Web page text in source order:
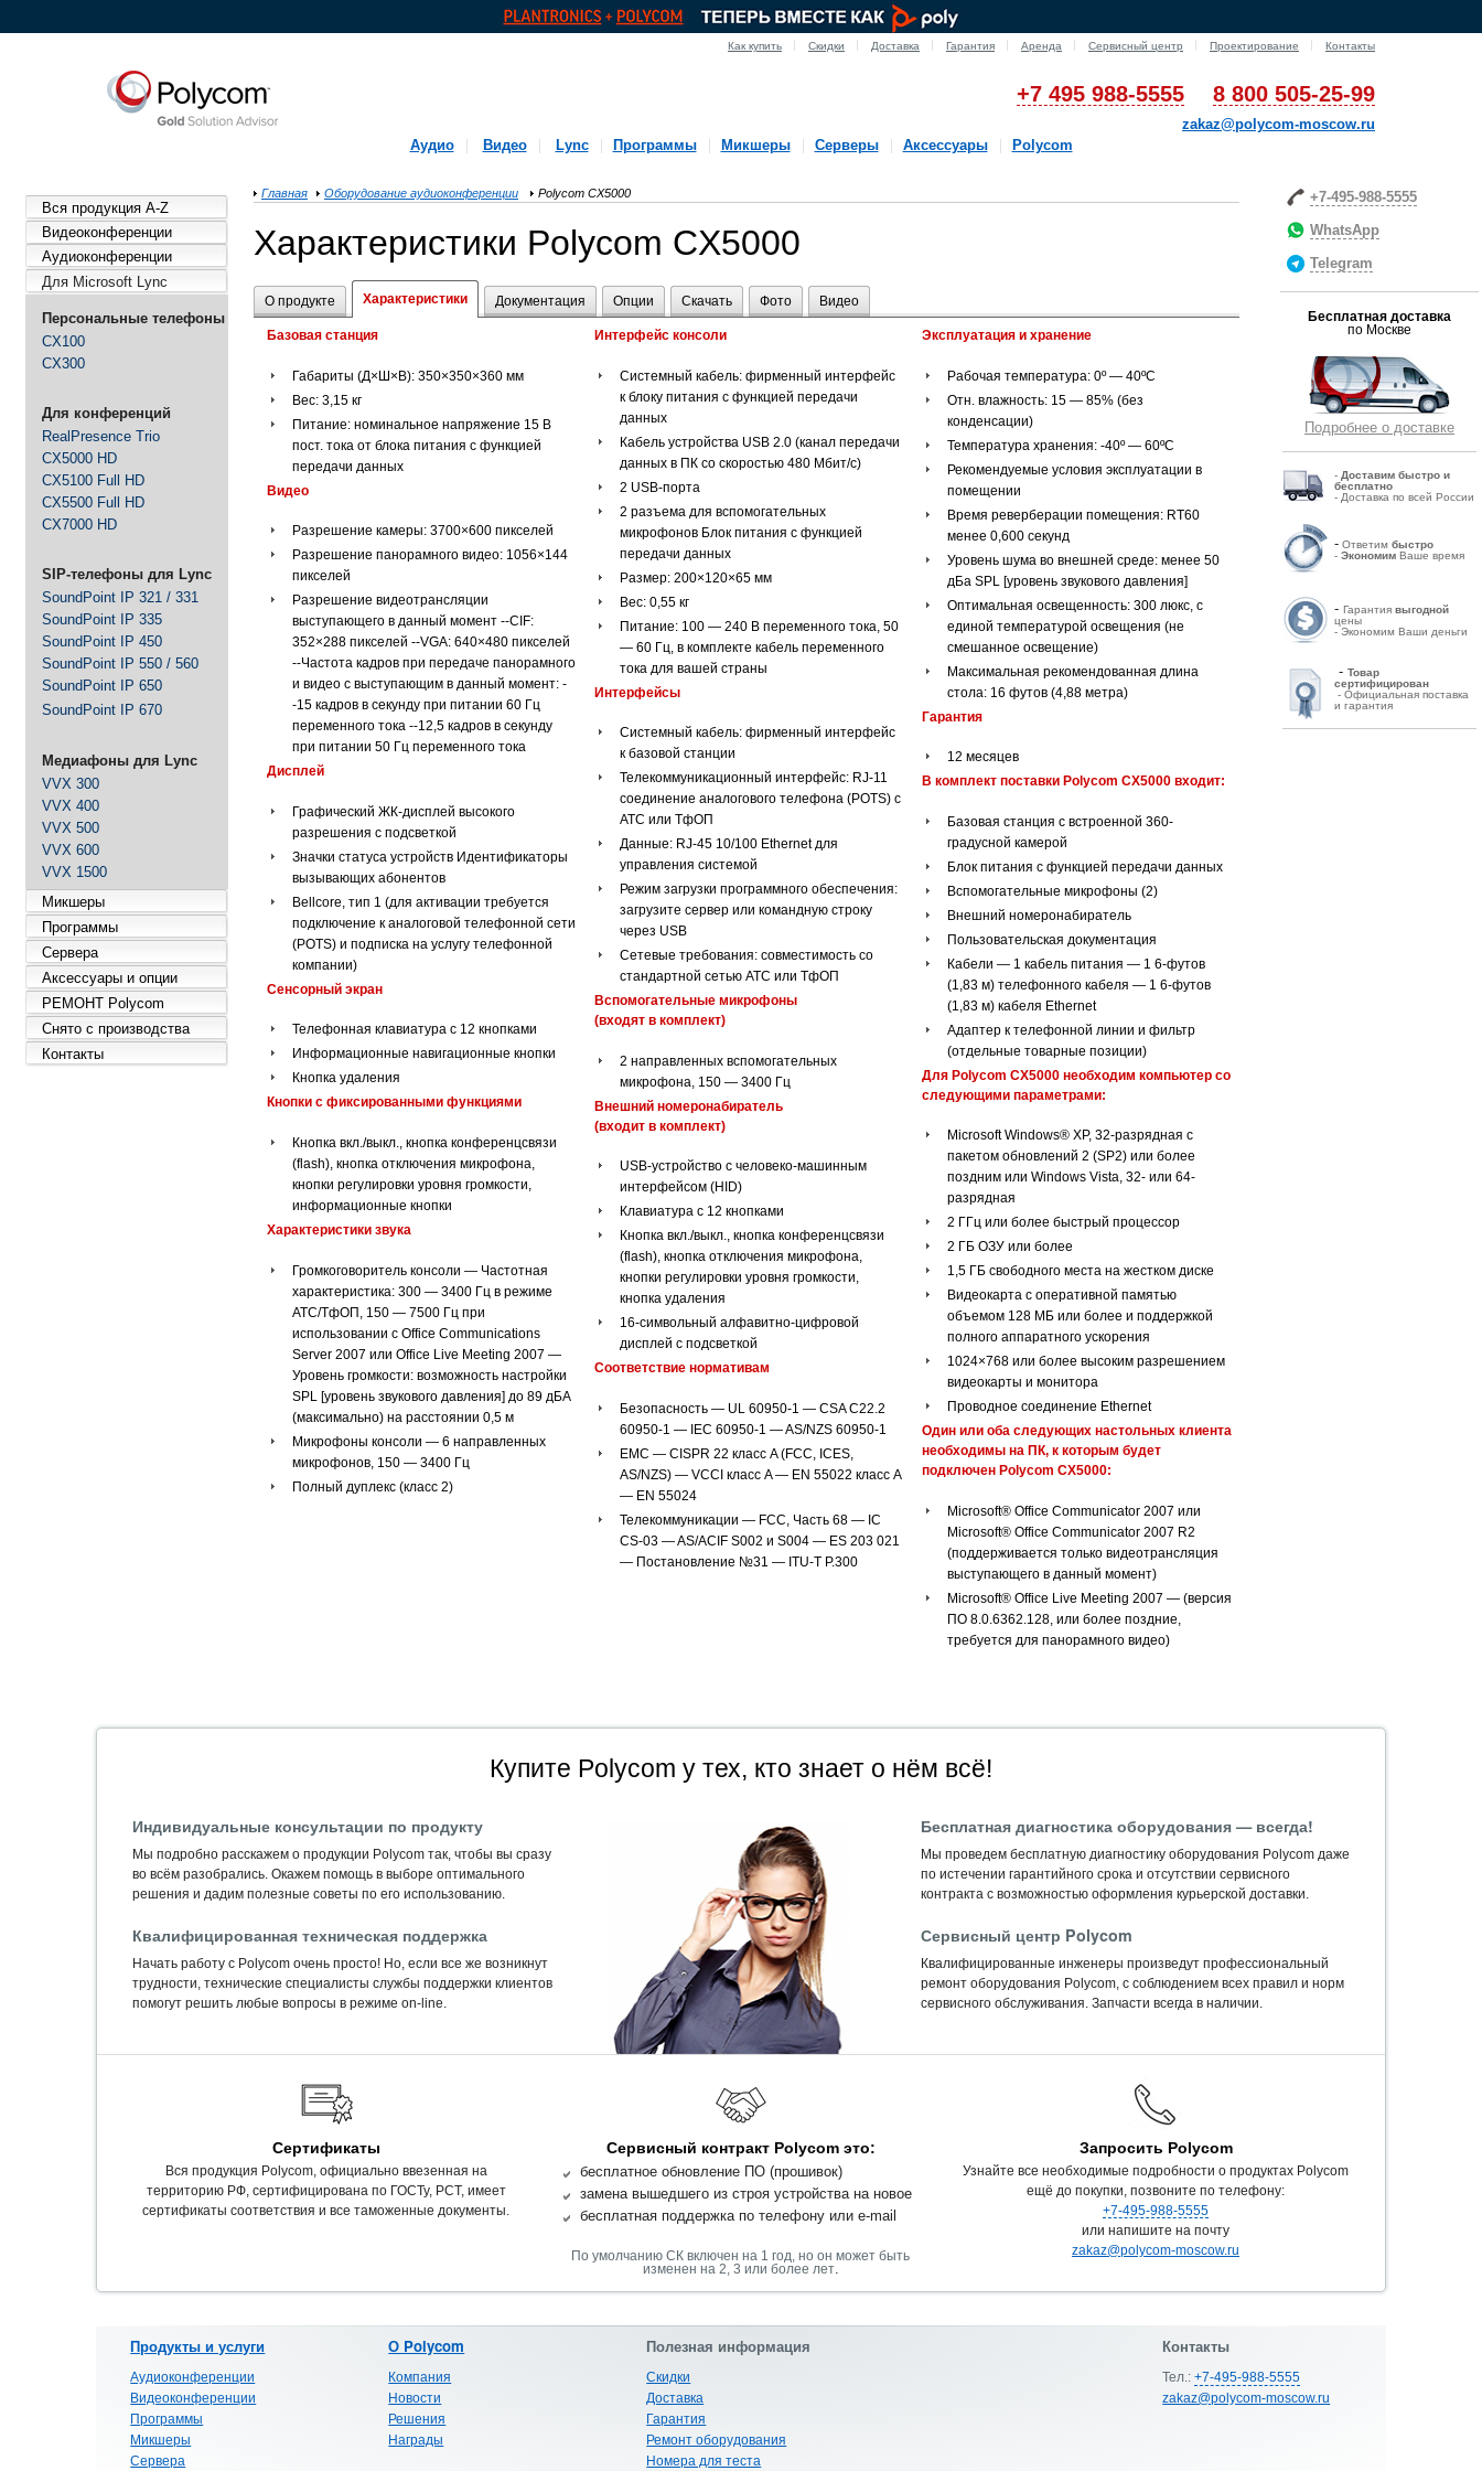
Как купить Скидки Доставка Гарантия Аренда Сервисный центр Проектирование Контакты
+7 495 988-5555 8 800 505-25-99
zakaz@polycom-moscow.ru
Аудио
Видео Lync Программы Микшеры Серверы Аксессуары Polycom
Вся продукция A-Z
Видеоконференции
Аудиоконференции
Для Microsoft Lync
Персональные телефоны
CX100
CX300
Для конференций
RealPresence Trio
CX5000 HD
CX5100 Full HD
CX5500 Full HD
CX7000 HD
SIP-телефоны для Lync
SoundPoint IP 321 / 331
SoundPoint IP 335
SoundPoint IP 450
SoundPoint IP 550 / 560
SoundPoint IP 650
SoundPoint IP 670
Медиафоны для Lync
VVX 300
VVX 400
VVX 500
VVX 600
VVX 1500
Микшеры
Программы
Сервера
Аксессуары и опции
РЕМОНТ Polycom
Снято с производства
Контакты
+7-495-988-5555
WhatsApp
Telegram
Бесплатная доставка
по Москве
Подробнее о доставке
- Доставим быстро и
бесплатно
- Доставка по всей России
- Ответим быстро
- Экономим Ваше время
- Гарантия выгодной
цены
- Экономим Ваши деньги
- Товар
сертифицирован
- Официальная поставка
и гарантия
Главная Оборудование аудиоконференции Polycom CX5000
Характеристики Polycom CX5000
О продукте Характеристики Документация Опции Скачать Фото Видео
Базовая станция
Габариты (Д×Ш×В): 350×350×360 мм
Вес: 3,15 кг
Питание: номинальное напряжение 15 В
пост. тока от блока питания с функцией
передачи данных
Видео
Разрешение камеры: 3700×600 пикселей
Разрешение панорамного видео: 1056×144
пикселей
Разрешение видеотрансляции
выступающего в данный момент --CIF:
352×288 пикселей --VGA: 640×480 пикселей
--Частота кадров при передаче панорамного
и видео с выступающим в данный момент: -
-15 кадров в секунду при питании 60 Гц
переменного тока --12,5 кадров в секунду
при питании 50 Гц переменного тока
Дисплей
Графический ЖК-дисплей высокого
разрешения с подсветкой
Значки статуса устройств Идентификаторы
вызывающих абонентов
Bellcore, тип 1 (для активации требуется
подключение к аналоговой телефонной сети
(POTS) и подписка на услугу телефонной
компании)
Сенсорный экран
Телефонная клавиатура с 12 кнопками
Информационные навигационные кнопки
Кнопка удаления
Кнопки с фиксированными функциями
Кнопка вкл./выкл., кнопка конференцсвязи
(flash), кнопка отключения микрофона,
кнопки регулировки уровня громкости,
информационные кнопки
Характеристики звука
Громкоговоритель консоли — Частотная
характеристика: 300 — 3400 Гц в режиме
АТС/ТфОП, 150 — 7500 Гц при
использовании с Office Communications
Server 2007 или Office Live Meeting 2007 —
Уровень громкости: возможность настройки
SPL [уровень звукового давления] до 89 дБА
(максимально) на расстоянии 0,5 м
Микрофоны консоли — 6 направленных
микрофонов, 150 — 3400 Гц
Полный дуплекс (класс 2)
Интерфейс консоли
Системный кабель: фирменный интерфейс
к блоку питания с функцией передачи
данных
Кабель устройства USB 2.0 (канал передачи
данных в ПК со скоростью 480 Мбит/с)
2 USB-порта
2 разъема для вспомогательных
микрофонов Блок питания с функцией
передачи данных
Размер: 200×120×65 мм
Вес: 0,55 кг
Питание: 100 — 240 В переменного тока, 50
— 60 Гц, в комплекте кабель переменного
тока для вашей страны
Интерфейсы
Системный кабель: фирменный интерфейс
к базовой станции
Телекоммуникационный интерфейс: RJ-11
соединение аналогового телефона (POTS) с
АТС или ТфОП
Данные: RJ-45 10/100 Ethernet для
управления системой
Режим загрузки программного обеспечения:
загрузите сервер или командную строку
через USB
Сетевые требования: совместимость со
стандартной сетью АТС или ТфОП
Вспомогательные микрофоны
(входят в комплект)
2 направленных вспомогательных
микрофона, 150 — 3400 Гц
Внешний номеронабиратель
(входит в комплект)
USB-устройство с человеко-машинным
интерфейсом (HID)
Клавиатура с 12 кнопками
Кнопка вкл./выкл., кнопка конференцсвязи
(flash), кнопка отключения микрофона,
кнопки регулировки уровня громкости,
кнопка удаления
16-символьный алфавитно-цифровой
дисплей с подсветкой
Соответствие нормативам
Безопасность — UL 60950-1 — CSA C22.2
60950-1 — IEC 60950-1 — AS/NZS 60950-1
EMC — CISPR 22 класс A (FCC, ICES,
AS/NZS) — VCCI класс A — EN 55022 класс A
— EN 55024
Телекоммуникации — FCC, Часть 68 — IC
CS-03 — AS/ACIF S002 и S004 — ES 203 021
— Постановление №31 — ITU-T P.300
Эксплуатация и хранение
Рабочая температура: 0º — 40ºC
Отн. влажность: 15 — 85% (без
конденсации)
Температура хранения: -40º — 60ºC
Рекомендуемые условия эксплуатации в
помещении
Время реверберации помещения: RT60
менее 0,600 секунд
Уровень шума во внешней среде: менее 50
дБа SPL [уровень звукового давления]
Оптимальная освещенность: 300 люкс, с
единой температурой освещения (не
смешанное освещение)
Максимальная рекомендованная длина
стола: 16 футов (4,88 метра)
Гарантия
12 месяцев
В комплект поставки Polycom CX5000 входит:
Базовая станция с встроенной 360-
градусной камерой
Блок питания с функцией передачи данных
Вспомогательные микрофоны (2)
Внешний номеронабиратель
Пользовательская документация
Кабели — 1 кабель питания — 1 6-футов
(1,83 м) телефонного кабеля — 1 6-футов
(1,83 м) кабеля Ethernet
Адаптер к телефонной линии и фильтр
(отдельные товарные позиции)
Для Polycom CX5000 необходим компьютер со
следующими параметрами:
Microsoft Windows® XP, 32-разрядная с
пакетом обновлений 2 (SP2) или более
поздним или Windows Vista, 32- или 64-
разрядная
2 ГГц или более быстрый процессор
2 ГБ ОЗУ или более
1,5 ГБ свободного места на жестком диске
Видеокарта с оперативной памятью
объемом 128 МБ или более и поддержкой
полного аппаратного ускорения
1024×768 или более высоким разрешением
видеокарты и монитора
Проводное соединение Ethernet
Один или оба следующих настольных клиента
необходимы на ПК, к которым будет
подключен Polycom CX5000:
Microsoft® Office Communicator 2007 или
Microsoft® Office Communicator 2007 R2
(поддерживается только видеотрансляция
выступающего в данный момент)
Microsoft® Office Live Meeting 2007 — (версия
ПО 8.0.6362.128, или более поздние,
требуется для панорамного видео)
Купите Polycom у тех, кто знает о нём всё!
Индивидуальные консультации по продукту
Мы подробно расскажем о продукции Polycom так, чтобы вы сразу
во всём разобрались. Окажем помощь в выборе оптимального
решения и дадим полезные советы по его использованию.
Квалифицированная техническая поддержка
Начать работу с Polycom очень просто! Но, если все же возникнут
трудности, технические специалисты службы поддержки клиентов
помогут решить любые вопросы в режиме on-line.
Бесплатная диагностика оборудования — всегда!
Мы проведем бесплатную диагностику оборудования Polycom даже
по истечении гарантийного срока и отсутствии сервисного
контракта с возможностью оформления курьерской доставки.
Сервисный центр Polycom
Квалифицированные инженеры произведут профессиональный
ремонт оборудования Polycom, c соблюдением всех правил и норм
сервисного обслуживания. Запчасти всегда в наличии.
Сертификаты
Вся продукция Polycom, официально ввезенная на
территорию РФ, сертифицирована по ГОСТу, РСТ, имеет
сертификаты соответствия и все таможенные документы.
Сервисный контракт Polycom это:
бесплатное обновление ПО (прошивок)
замена вышедшего из строя устройства на новое
бесплатная поддержка по телефону или e-mail
По умолчанию СК включен на 1 год, но он может быть
изменен на 2, 3 или более лет.
Запросить Polycom
Узнайте все необходимые подробности о продуктах Polycom
ещё до покупки, позвоните по телефону:
+7-495-988-5555
или напишите на почту
zakaz@polycom-moscow.ru
Продукты и услуги
Аудиоконференции
Видеоконференции
Программы
Микшеры
Сервера
О Polycom
Компания
Новости
Решения
Награды
Полезная информация
Скидки
Доставка
Гарантия
Ремонт оборудования
Номера для теста
Контакты
Тел.:+7-495-988-5555
zakaz@polycom-moscow.ru